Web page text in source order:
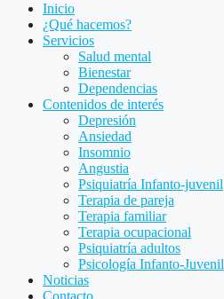
Inicio
¿Qué hacemos?
Servicios
Salud mental
Bienestar
Dependencias
Contenidos de interés
Depresión
Ansiedad
Insomnio
Angustia
Psiquiatría Infanto-juvenil
Terapia de pareja
Terapia familiar
Terapia ocupacional
Psiquiatría adultos
Psicología Infanto-Juvenil
Noticias
Contacto